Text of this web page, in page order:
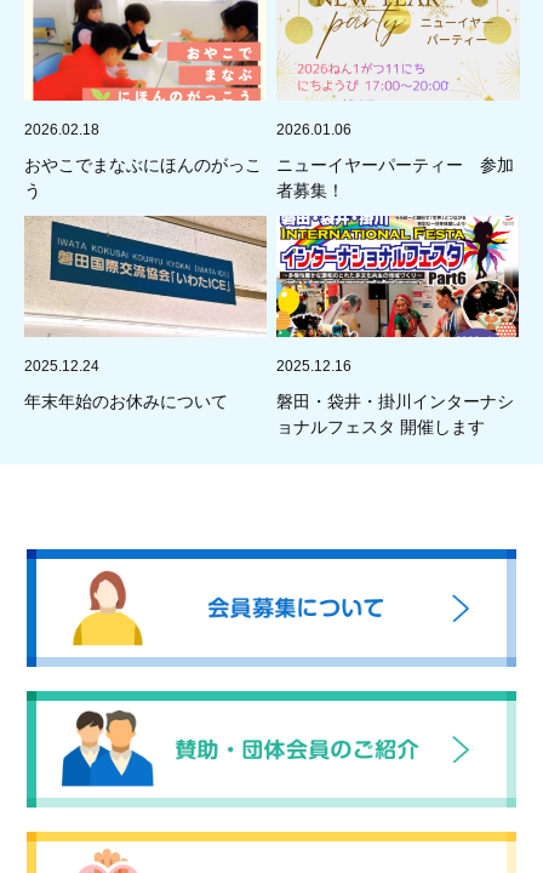
2026.02.18
おやこでまなぶにほんのがっこ
う
2026.01.06
ニューイヤーパーティー 参加
者募集！
2025.12.24
年末年始のお休みについて
2025.12.16
磐田・袋井・掛川インターナシ
ョナルフェスタ 開催します